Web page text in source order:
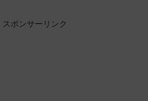
スポンサーリンク